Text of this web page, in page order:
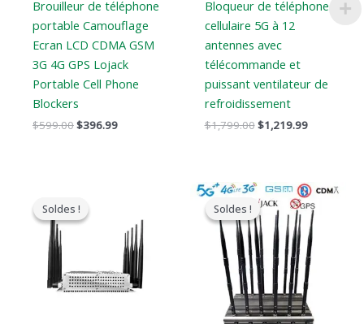
Brouilleur de téléphone
portable Camouflage
Ecran LCD CDMA GSM
3G 4G GPS Lojack
Portable Cell Phone
Blockers
$599.00$396.99
Bloqueur de téléphone
cellulaire 5G à 12
antennes avec
télécommande et
puissant ventilateur de
refroidissement
$1,799.00$1,219.99
Soldes !
Soldes !original
était
est
$425.99.
Soldes !
Soldes !
Gamme
de
prix
:
$729.99
à
$749.99